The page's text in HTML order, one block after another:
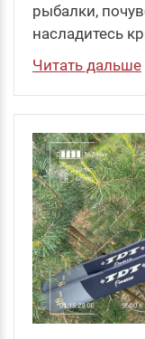
рыбалки,
насладитесь
Читать дальше